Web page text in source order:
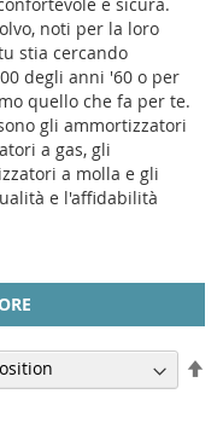
noti per la loro
stia cercando
degli anni '60 o per
quello che fa per te.
gli ammortizzatori
a gas, gli
a molla e gli
e l'affidabilità